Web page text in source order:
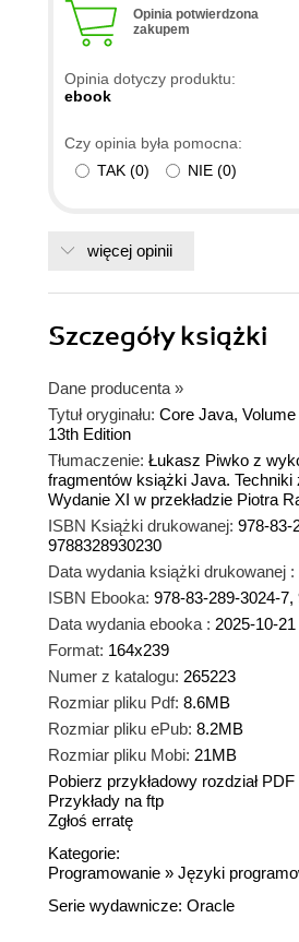
Opinia potwierdzona
zakupem
Opinia dotyczy produktu:
ebook
Czy opinia była pomocna:
TAK (0) NIE (0)
więcej opinii
Szczegółyksiążki
Dane producenta »
Tytuł oryginału: Core Java,
13th Edition
Tłumaczenie: Łukasz Piwko z
fragmentów książki Java. Techniki
Wydanie XI w przekładzie Piotra
ISBN Książki drukowanej: 978-83-
9788328930230
Data wydania książki drukowanej :
ISBN Ebooka: 978-83-289-3024-7,
Data wydania ebooka : 2025-10-21
Format: 164x239
Numer z katalogu: 265223
Rozmiar pliku Pdf: 8.6MB
Rozmiar pliku ePub: 8.2MB
Rozmiar pliku Mobi: 21MB
Pobierz przykładowy rozdział PDF
Przykłady na ftp
Zgłoś erratę
Kategorie:
Programowanie » Języki
Serie wydawnicze: Oracle